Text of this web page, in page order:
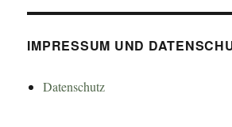
IMPRESSUM UND
Datenschutz